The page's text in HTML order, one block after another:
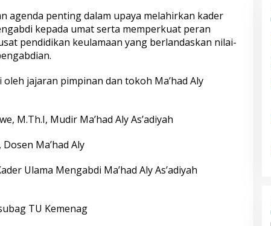
agenda penting dalam upaya melahirkan kader
kepada umat serta memperkuat peran
pendidikan keulamaan yang berlandaskan nilai-
jajaran pimpinan dan tokoh Ma’had Aly
M.Th.I, Mudir Ma’had Aly As’adiyah
Ma’had Aly
Ulama Mengabdi Ma’had Aly As’adiyah
TU Kemenag